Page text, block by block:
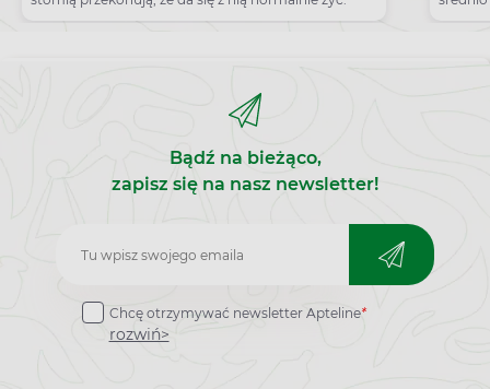
Bądź na bieżąco,
zapisz się na nasz newsletter!
Zapisz
do
newslettera
Chcę otrzymywać newsletter Apteline*
rozwiń>